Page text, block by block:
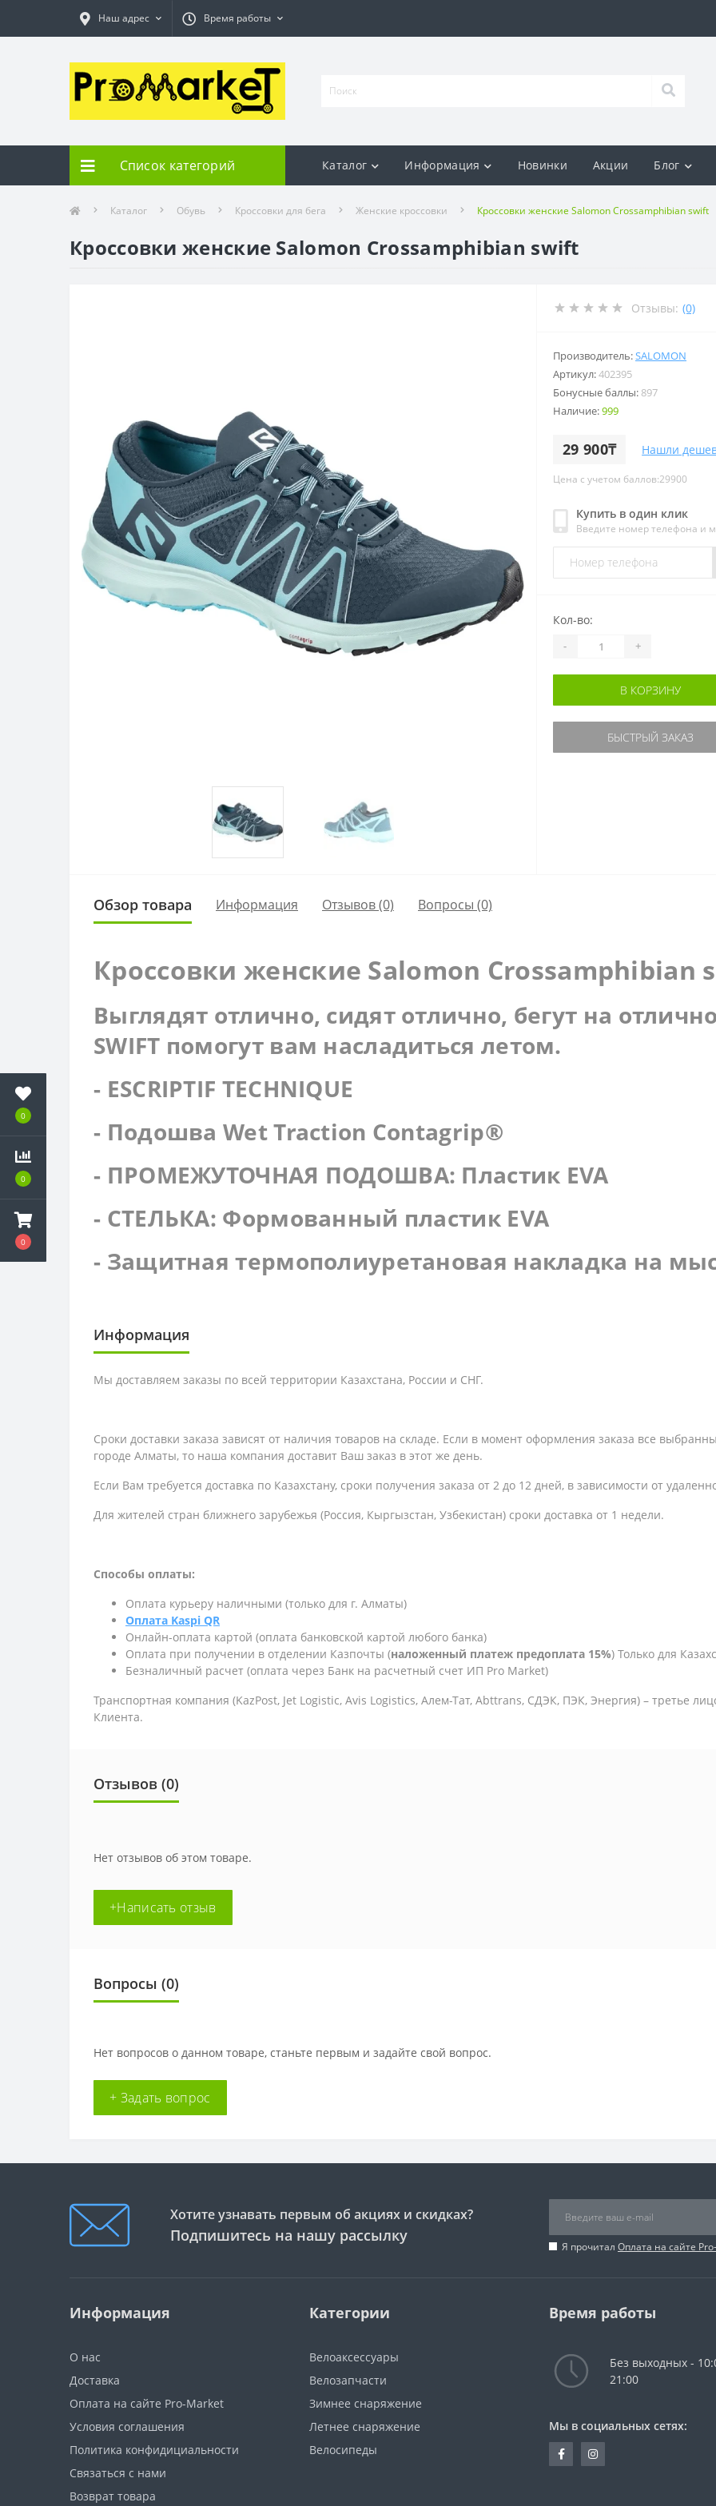
0
0
0
Наш адрес Время работы
Список категорий Каталог Информация Новинки Акции Блог
Каталог Обувь Кроссовки для бега Женские кроссовки Кроссовки женские Salomon Crossamphibian swift
Кроссовки женские Salomon Crossamphibian swift
Отзывы: (0)
Производитель:SALOMON
Артикул:402395
Бонусные баллы: 897
Наличие:999
29 900₸ Нашли
Цена с учетом баллов:29900
Купить в один клик
Введите номер телефона и
Кол-во:
- +
В КОРЗИНУ
БЫСТРЫЙ ЗАКАЗ
Обзор товара Информация Отзывов (0) Вопросы (0)
Кроссовки женские Salomon Crossamphibian
Выглядят отлично, сидят отлично, бегут на
SWIFT помогут вам насладиться летом.
- ESCRIPTIF TECHNIQUE
- Подошва Wet Traction Contagrip®
- ПРОМЕЖУТОЧНАЯ ПОДОШВА: Пластик EVA
- СТЕЛЬКА: Формованный пластик EVA
- Защитная термополиуретановая накладка на
Информация
Мы доставляем заказы по всей территории Казахстана, России и СНГ.
Сроки доставки заказа зависят от наличия товаров на складе. Если в момент оформления заказа все
городе Алматы, то наша компания доставит Ваш заказ в этот же день.
Если Вам требуется доставка по Казахстану, сроки получения заказа от 2 до 12 дней, в зависимости от
Для жителей стран ближнего зарубежья (Россия, Кыргызстан, Узбекистан) сроки доставка от 1 недели.
Способы оплаты:
Оплата курьеру наличными (только для г. Алматы)
Оплата Kaspi QR
Онлайн-оплата картой (оплата банковской картой любого банка)
Оплата при получении в отделении Казпочты (наложенный платеж предоплата 15%) Только для
Безналичный расчет (оплата через Банк на расчетный счет ИП Pro Market)
Транспортная компания (KazPost, Jet Logistic, Avis Logistics, Алем-Тат, Abttrans, СДЭК, ПЭК, Энергия) – третье
Клиента.
Отзывов (0)
Нет отзывов об этом товаре.
+Написать отзыв
Вопросы (0)
Нет вопросов о данном товаре, станьте первым и задайте свой вопрос.
+ Задать вопрос
Хотите узнавать первым об акциях и скидках?
Подпишитесь на нашу рассылку
Я прочитал Оплата на сайте
Информация
О нас
Доставка
Оплата на сайте Pro-Market
Условия соглашения
Политика конфидициальности
Связаться с нами
Возврат товара
Категории
Велоаксессуары
Велозапчасти
Зимнее снаряжение
Летнее снаряжение
Велосипеды
Время работы
Без выходных -
21:00
Мы в социальных сетях: